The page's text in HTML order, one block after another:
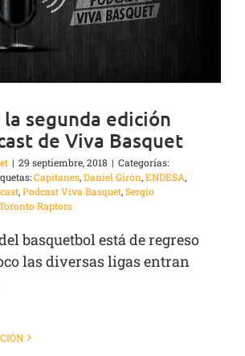
la segunda edición
de Viva Basquet
| 29 septiembre, 2018 | Categorías:
Capitanes,Daniel Girón,ENDESA,
,Podcast Viva Basquet,Sergio
Raptors
basquetbol está de regreso
las diversas ligas entran